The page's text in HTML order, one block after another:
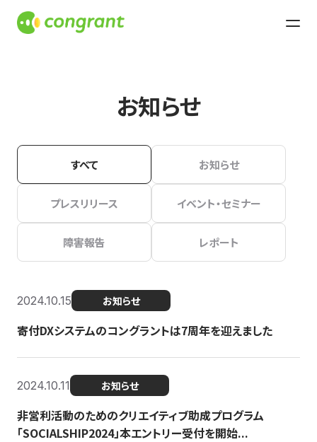
お知らせ
すべて お知らせ
プレスリリース イベント・セミナー
障害報告 レポート
2024.10.15 お知らせ
寄付DXシステムのコングラントは7周年を迎えました
2024.10.11 お知らせ
非営利活動のためのクリエイティブ助成プログラム
「SOCIALSHIP2024」本エントリー受付を開始...